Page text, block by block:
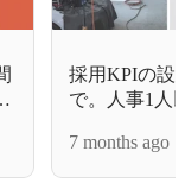
採用KPIの設
で。人事1人
の魅力に迫
7 months ago